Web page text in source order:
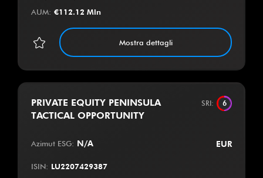
AUM: €112.12 Mln
Mostra dettagli
PRIVATE EQUITY PENINSULA
TACTICAL OPPORTUNITY
SRI: 6
Azimut ESG: N/A EUR
ISIN: LU2207429387